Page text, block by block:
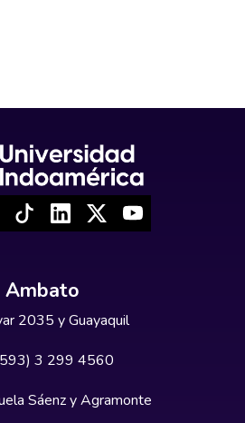
Ambato
2035 y Guayaquil
3 299 4560
Sáenz y Agramonte